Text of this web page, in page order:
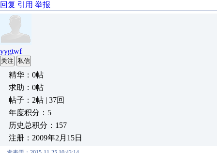
回复 引用 举报
yygtwf
关注 私信
精华：0帖
求助：0帖
帖子：2帖 | 37回
年度积分：5
历史总积分：157
注册：2009年2月15日